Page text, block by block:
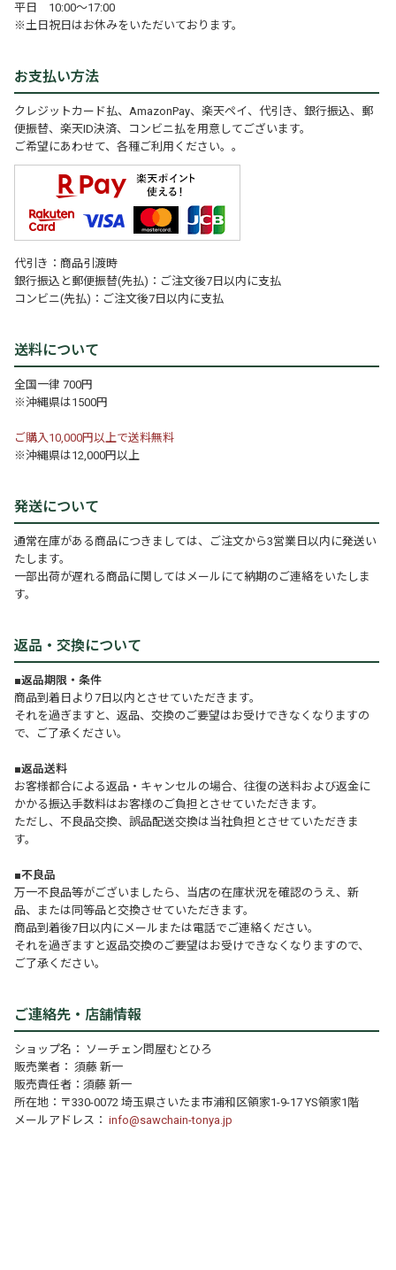
平日 10:00～17:00
※土日祝日はお休みをいただいております。
お支払い方法
クレジットカード払、AmazonPay、楽天ペイ、代引き、銀行振込、郵
便振替、楽天ID決済、コンビニ払を用意してございます。
ご希望にあわせて、各種ご利用ください。。
代引き：商品引渡時
銀行振込と郵便振替(先払)：ご注文後7日以内に支払
コンビニ(先払)：ご注文後7日以内に支払
送料について
全国一律 700円
※沖縄県は1500円
ご購入10,000円以上で送料無料
※沖縄県は12,000円以上
発送について
通常在庫がある商品につきましては、ご注文から3営業日以内に発送い
たします。
一部出荷が遅れる商品に関してはメールにて納期のご連絡をいたしま
す。
返品・交換について
■返品期限・条件
商品到着日より7日以内とさせていただきます。
それを過ぎますと、返品、交換のご要望はお受けできなくなりますの
で、ご了承ください。
■返品送料
お客様都合による返品・キャンセルの場合、往復の送料および返金に
かかる振込手数料はお客様のご負担とさせていただきます。
ただし、不良品交換、誤品配送交換は当社負担とさせていただきま
す。
■不良品
万一不良品等がございましたら、当店の在庫状況を確認のうえ、新
品、または同等品と交換させていただきます。
商品到着後7日以内にメールまたは電話でご連絡ください。
それを過ぎますと返品交換のご要望はお受けできなくなりますので、
ご了承ください。
ご連絡先・店舗情報
ショップ名： ソーチェン問屋むとひろ
販売業者： 須藤 新一
販売責任者：須藤 新一
所在地：〒330-0072 埼玉県さいたま市浦和区領家1-9-17 YS領家1階
メールアドレス：info@sawchain-tonya.jp